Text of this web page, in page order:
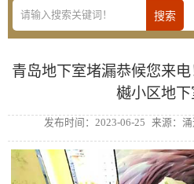
青岛地下室堵漏恭候您来
樾小区地
发布时间：2023-06-25 来源：